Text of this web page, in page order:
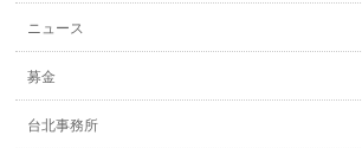
ニュース
募金
台北事務所